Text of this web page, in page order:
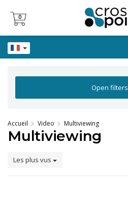
0
0
Open filters
Accueil Video Multiviewing
Multiviewing
Les plus vus